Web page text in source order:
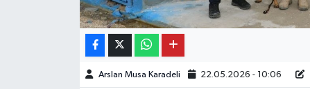
Arslan Musa Karadeli 22.05.2026 - 10:06